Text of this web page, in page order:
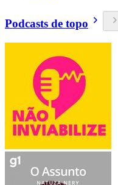
Podcasts de topo